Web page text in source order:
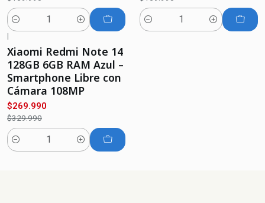
Quantity Quantity
|
Xiaomi Redmi Note 14
128GB 6GB RAM Azul –
Smartphone Libre con
Cámara 108MP
$269.990
$329.990
Quantity